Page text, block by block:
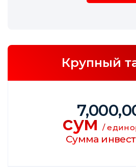
Крупный
сум /
Сумма